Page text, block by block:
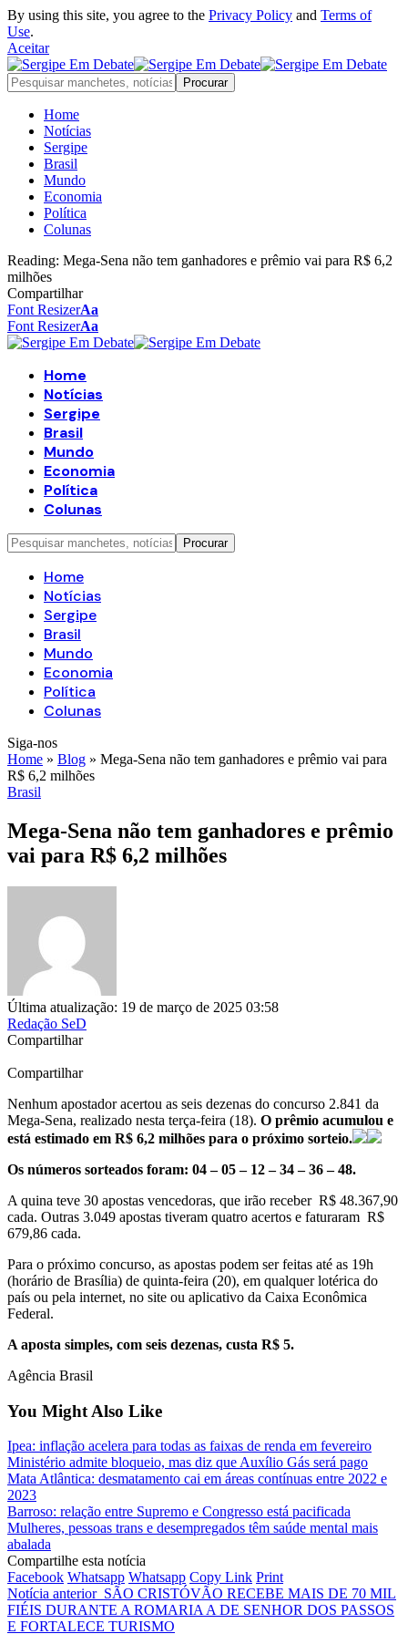
By using this site, you agree to the Privacy Policy and Terms of
Use.
Aceitar
Home
Notícias
Sergipe
Brasil
Mundo
Economia
Política
Colunas
Reading: Mega-Sena não tem ganhadores e prêmio vai para R$ 6,2
milhões
Compartilhar
Font ResizerAa
Font ResizerAa
Home
Notícias
Sergipe
Brasil
Mundo
Economia
Política
Colunas
Home
Notícias
Sergipe
Brasil
Mundo
Economia
Política
Colunas
Siga-nos
Home » Blog » Mega-Sena não tem ganhadores e prêmio vai para
R$ 6,2 milhões
Brasil
Mega-Sena não tem ganhadores e prêmio
vai para R$ 6,2 milhões
Última atualização: 19 de março de 2025 03:58
Redação SeD
Compartilhar
Compartilhar
Nenhum apostador acertou as seis dezenas do concurso 2.841 da
Mega-Sena, realizado nesta terça-feira (18). O prêmio acumulou e
está estimado em R$ 6,2 milhões para o próximo sorteio.
Os números sorteados foram: 04 – 05 – 12 – 34 – 36 – 48.
A quina teve 30 apostas vencedoras, que irão receber R$ 48.367,90
cada. Outras 3.049 apostas tiveram quatro acertos e faturaram R$
679,86 cada.
Para o próximo concurso, as apostas podem ser feitas até as 19h
(horário de Brasília) de quinta-feira (20), em qualquer lotérica do
país ou pela internet, no site ou aplicativo da Caixa Econômica
Federal.
A aposta simples, com seis dezenas, custa R$ 5.
Agência Brasil
You Might Also Like
Ipea: inflação acelera para todas as faixas de renda em fevereiro
Ministério admite bloqueio, mas diz que Auxílio Gás será pago
Mata Atlântica: desmatamento cai em áreas contínuas entre 2022 e
2023
Barroso: relação entre Supremo e Congresso está pacificada
Mulheres, pessoas trans e desempregados têm saúde mental mais
abalada
Compartilhe esta notícia
Facebook Whatsapp Whatsapp Copy Link Print
Notícia anterior SÃO CRISTÓVÃO RECEBE MAIS DE 70 MIL
FIÉIS DURANTE A ROMARIA A DE SENHOR DOS PASSOS
E FORTALECE TURISMO